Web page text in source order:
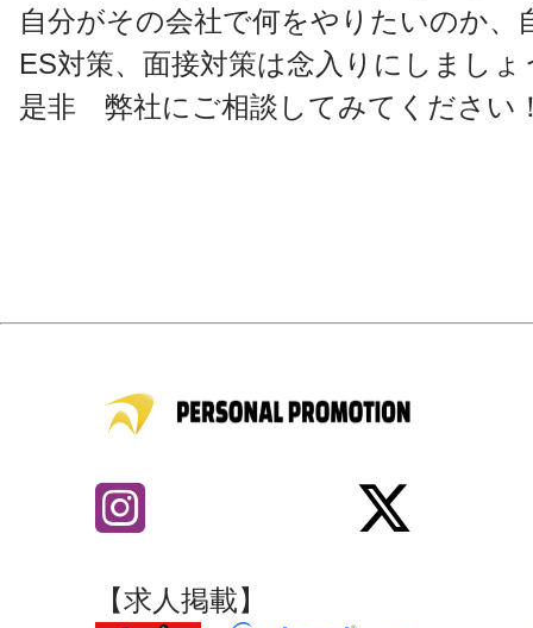
自分がその会社で何をやりたいのか
ES対策、面接対策は念入りにしましょ
是非 弊社にご相談してみてください
【求人掲載】